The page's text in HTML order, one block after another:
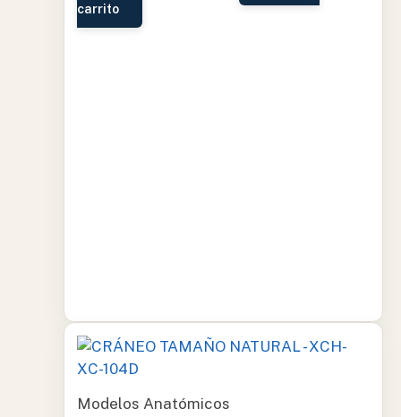
carrito
Modelos Anatómicos